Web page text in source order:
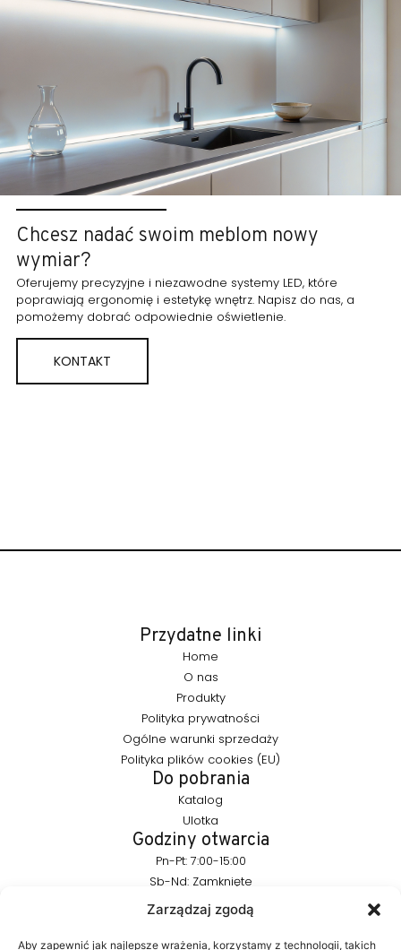
Zarządzaj zgodą
Aby zapewnić jak najlepsze wrażenia, korzystamy z technologii, takich
Chcesz nadać swoim meblom nowy
wymiar?
Oferujemy precyzyjne i niezawodne systemy LED, które
poprawiają ergonomię i estetykę wnętrz. Napisz do nas, a
pomożemy dobrać odpowiednie oświetlenie.
KONTAKT
Przydatne linki
Home
O nas
Produkty
Polityka prywatności
Ogólne warunki sprzedaży
Polityka plików cookies (EU)
Do pobrania
Katalog
Ulotka
Godziny otwarcia
Pn-Pt: 7:00-15:00
Sb-Nd: Zamknięte
Pozostańmy w kontakcie
info@furnika.pl
+48 (77) 544 91 28